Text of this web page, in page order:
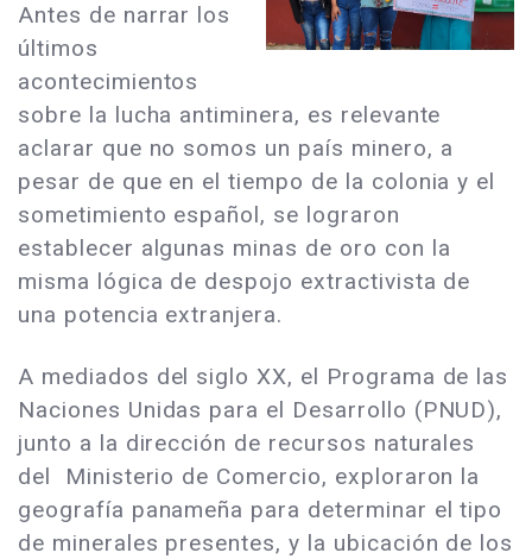
Antes de narrar los
últimos
acontecimientos
sobre la lucha antiminera, es relevante
aclarar que no somos un país minero, a
pesar de que en el tiempo de la colonia y el
sometimiento español, se lograron
establecer algunas minas de oro con la
misma lógica de despojo extractivista de
una potencia extranjera.
A mediados del siglo XX, el Programa de las
Naciones Unidas para el Desarrollo (PNUD),
junto a la dirección de recursos naturales
del Ministerio de Comercio, exploraron la
geografía panameña para determinar el tipo
de minerales presentes, y la ubicación de los